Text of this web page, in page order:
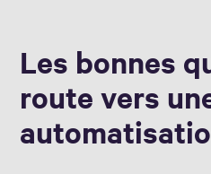
Les bonnes
route vers